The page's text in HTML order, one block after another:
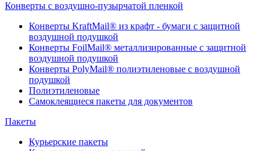
Конверты с воздушно-пузырчатой пленкой
Конверты KraftMail® из крафт - бумаги с защитной
воздушной подушкой
Конверты FoilMail® металлизированные с защитной
воздушной подушкой
Конверты PolyMail® полиэтиленовые с воздушной
подушкой
Полиэтиленовые
Самоклеящиеся пакеты для документов
Пакеты
Курьерские пакеты